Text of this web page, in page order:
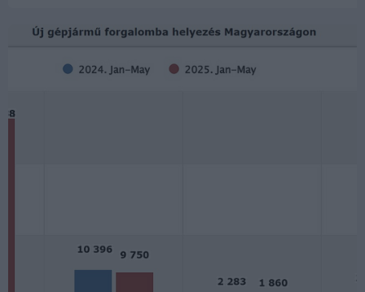
százalékkal haladta meg a 72 340
darabos elmúlt évit, míg tavaly előtt…